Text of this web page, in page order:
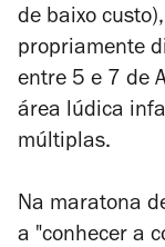
de baixo
propriamente
entre 5 e 7 de
área lúdica
múltiplas.
Na maratona
a "conhecer a